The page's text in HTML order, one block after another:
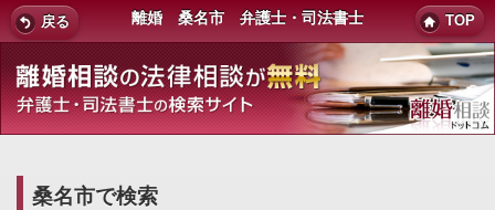
戻る 離婚 桑名市 弁護士・司法書士 TOP
桑名市で検索